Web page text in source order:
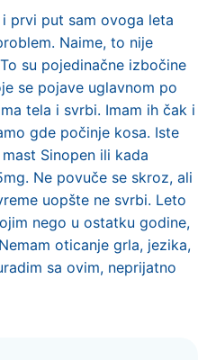
prvi put sam ovoga leta
Naime, to nije
su pojedinačne izbočine
se pojave uglavnom po
tela i svrbi. Imam ih čak i
gde počinje kosa. Iste
Sinopen ili kada
Ne povuče se skroz, ali
uopšte ne svrbi. Leto
nego u ostatku godine,
oticanje grla, jezika,
sa ovim, neprijatno